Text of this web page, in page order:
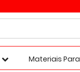
Materiais